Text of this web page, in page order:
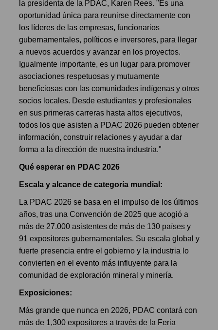
la presidenta de la PDAC, Karen Rees. "Es una
oportunidad única para reunirse directamente con
los líderes de las empresas, funcionarios
gubernamentales, políticos e inversores, para llegar
a nuevos acuerdos y avanzar en los proyectos.
Igualmente importante, es un lugar para promover
asociaciones respetuosas y mutuamente
beneficiosas con las comunidades indígenas y otros
socios locales. Desde estudiantes y profesionales
en sus primeras carreras hasta altos ejecutivos,
todos los que asisten a PDAC 2026 pueden obtener
información, construir relaciones y ayudar a dar
forma a la dirección de nuestra industria."
Qué esperar en PDAC 2026
Escala y alcance de categoría mundial:
La PDAC 2026 se basa en el impulso de los últimos
años, tras una Convención de 2025 que acogió a
más de 27.000 asistentes de más de 130 países y
91 expositores gubernamentales. Su escala global y
fuerte presencia entre el gobierno y la industria lo
convierten en el evento más influyente para la
comunidad de exploración mineral y minería.
Exposiciones:
Más grande que nunca en 2026, PDAC contará con
más de 1,300 expositores a través de la Feria